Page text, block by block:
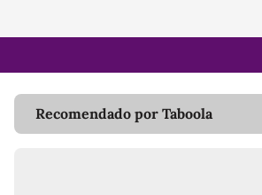
Recomendado por Taboola